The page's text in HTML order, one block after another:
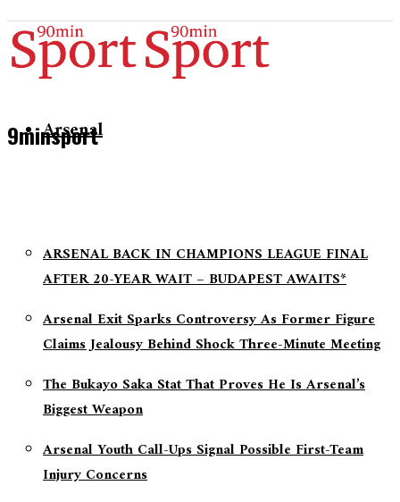
9minsport
Arsenal
ARSENAL BACK IN CHAMPIONS LEAGUE FINAL
AFTER 20-YEAR WAIT – BUDAPEST AWAITS*
Arsenal Exit Sparks Controversy As Former Figure
Claims Jealousy Behind Shock Three-Minute Meeting
The Bukayo Saka Stat That Proves He Is Arsenal’s
Biggest Weapon
Arsenal Youth Call-Ups Signal Possible First-Team
Injury Concerns